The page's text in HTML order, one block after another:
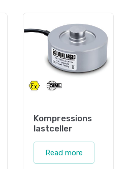
Kompressions
lastceller
Read more